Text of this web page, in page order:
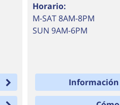
Horario:
M-SAT 8AM-8PM
SUN 9AM-6PM